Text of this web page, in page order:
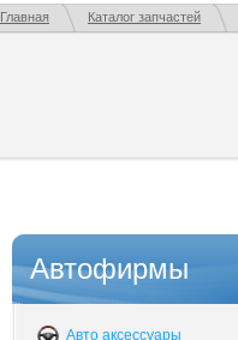
Главная Каталог запчастей
Автофирмы
Авто аксессуары